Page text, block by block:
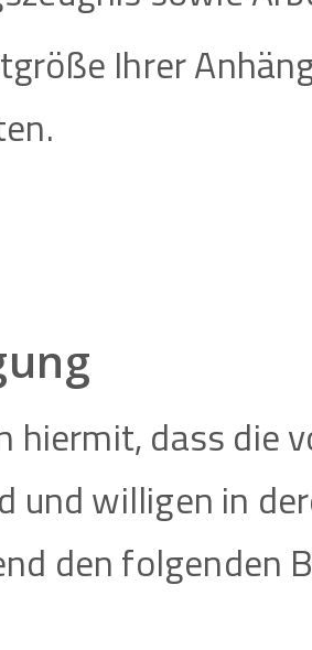
Ihrer
hiermit, dass die
und willigen in
den folgenden